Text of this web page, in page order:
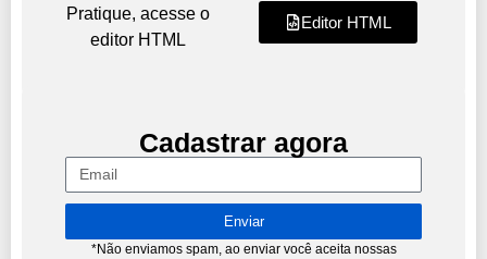
Pratique, acesse o
editor HTML
Editor HTML
Cadastrar agora
Enviar
*Não enviamos spam, ao enviar você aceita nossas